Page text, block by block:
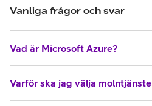
Vanliga frågor och svar
Vad är Microsoft Azure?
Varför ska jag välja